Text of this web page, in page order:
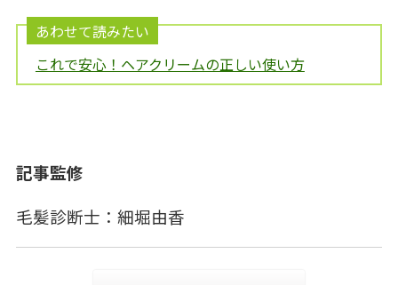
あわせて読みたい
これで安心！ヘアクリームの正しい使い方
記事監修
毛髪診断士：細堀由香